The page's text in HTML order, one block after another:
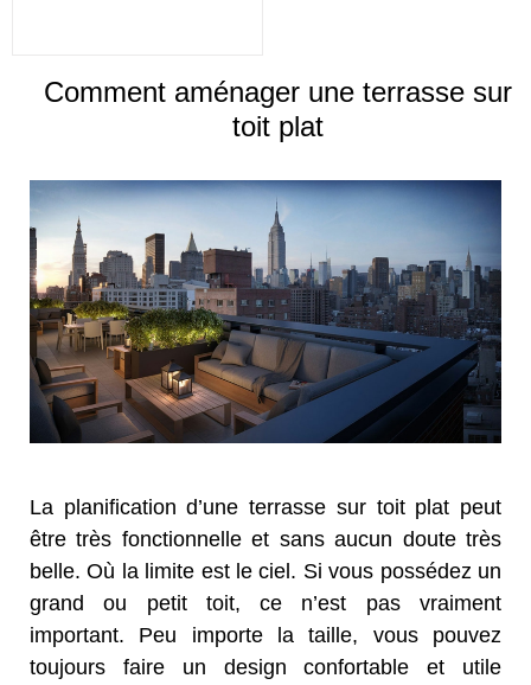
Comment aménager une terrasse sur
toit plat
La planification d’une terrasse sur toit plat peut
être très fonctionnelle et sans aucun doute très
belle. Où la limite est le ciel. Si vous possédez un
grand ou petit toit, ce n’est pas vraiment
important. Peu importe la taille, vous pouvez
toujours faire un design confortable et utile